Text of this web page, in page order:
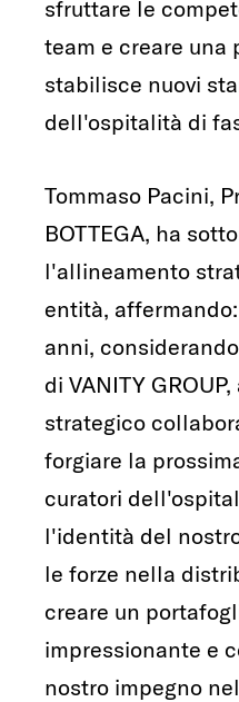
sfruttare le
team e creare una
stabilisce nuovi
dell'ospitalità di
Tommaso Pacini,
BOTTEGA, ha
l'allineamento
entità,
anni,
di VANITY
strategico
forgiare la
curatori
l'identità del
le forze nella
creare un
impressionante e
nostro impegno